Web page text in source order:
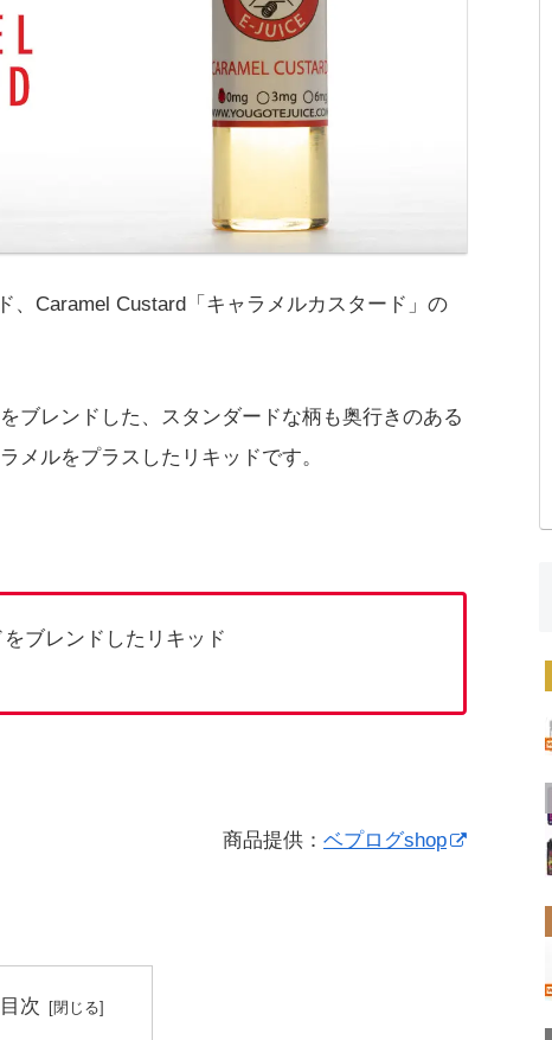
、Caramel Custard「キャラメルカスタード」の
ブレンドした、スタンダードな柄も奥行きのある
メルをプラスしたリキッドです。
ブレンドしたリキッド
商品提供： ベプログshop
目次